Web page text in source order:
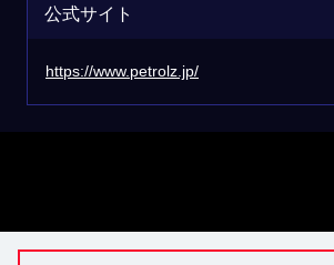
公式サイト
https://www.petrolz.jp/